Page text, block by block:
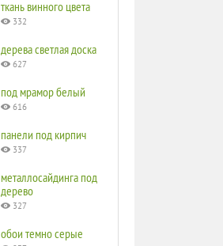
ткань винного цвета
332
дерева светлая доска
627
под мрамор белый
616
панели под кирпич
337
металлосайдинга под
дерево
327
обои темно серые